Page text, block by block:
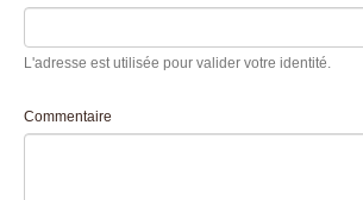
L'adresse est utilisée pour valider votre identité.
Commentaire